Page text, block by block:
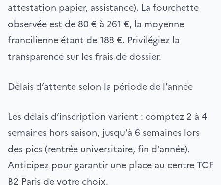
attestation papier, assistance). La fourchette
observée est de 80 € à 261 €, la moyenne
francilienne étant de 188 €. Privilégiez la
transparence sur les frais de dossier.
Délais d’attente selon la période de l’année
Les délais d’inscription varient : comptez 2 à 4
semaines hors saison, jusqu’à 6 semaines lors
des pics (rentrée universitaire, fin d’année).
Anticipez pour garantir une place au centre TCF
B2 Paris de votre choix.